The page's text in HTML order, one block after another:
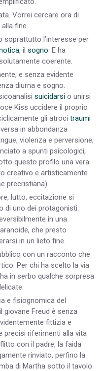
Vorrei cercare ora di
fine.
soprattutto l’interesse per
, il sogno . E ha
coerente.
e senza evidente
diurna e sogno.
suicidarsi o unirsi
Kiss uccidere il proprio
gli atroci traumi
in abbondanza
violenza e perversione,
a spunti psicologici,
questo profilo una vera
creativo e artisticamente
precristiana).
lutto, eccitazione si
di uno dei protagonisti.
in una
che presto
in un lieto fine.
con un racconto che
Per chi ha scelto la via
in serbo qualche sorpresa
e fisiognomica del
Freud è senza
fittizia e
precisi riferimenti alla vita
con il padre, la faida
rinviato, perfino la
di Martha sotto il tavolo.